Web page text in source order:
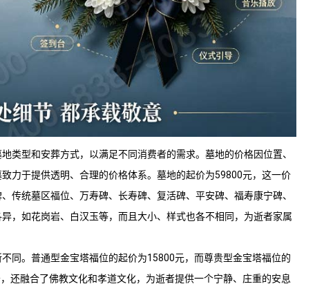
类型和安葬方式，以满足不同消费者的需求。墓地的价格因位置、
力于提供透明、合理的价格体系。墓地的起价为59800元，这一价
传统墓区福位、万寿碑、长寿碑、复活碑、平安碑、福寿康宁碑、
，如花岗岩、白汉玉等，而且大小、样式也各不相同，为逝者家属
同。普通型金宝塔福位的起价为15800元，而尊贵型金宝塔福位的
还融合了佛教文化和孝道文化，为逝者提供一个宁静、庄重的安息